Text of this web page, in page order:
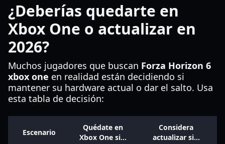
¿Deberías quedarte en
Xbox One o actualizar en
2026?
Muchos jugadores que buscan Forza Horizon 6
xbox one en realidad están decidiendo si
mantener su hardware actual o dar el salto. Usa
esta tabla de decisión:
Escenario
Quédate en
Xbox One si…
Considera
actualizar si…